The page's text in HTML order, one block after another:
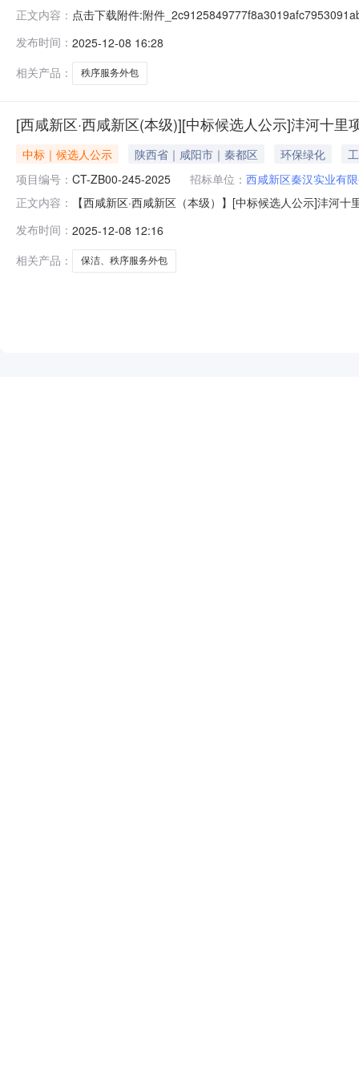
正文内容： 点击下载附件:附件
发布时间： 2025-12-08 16:28
相关产品：
秩序服务外包
[西咸新区·西咸新区(本级)][中标候选人公示]沣河十
中标｜候选人公示 陕西省｜咸阳市｜秦都区 环保绿化
项目编号： CT-ZB00-245-2025 招标单位： 西咸新区秦汉实业有
正文内容：
【西咸新区·西咸新区（本级）】[中标候选人公示]沣河
务有限公司，投标报价：211.6656万元，质量：合格，
发布时间： 2025-12-08 12:16
相关产品：
保洁、秩序服务外包